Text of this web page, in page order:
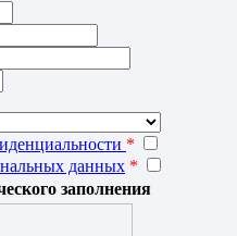
*
данных *
заполнения